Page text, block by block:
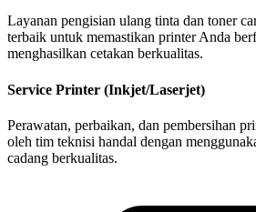
Layanan pengisian ulang tinta dan toner
terbaik untuk memastikan printer Anda
menghasilkan cetakan berkualitas.
Service Printer (Inkjet/Laserjet)
Perawatan, perbaikan, dan pembersihan
oleh tim teknisi handal dengan
cadang berkualitas.